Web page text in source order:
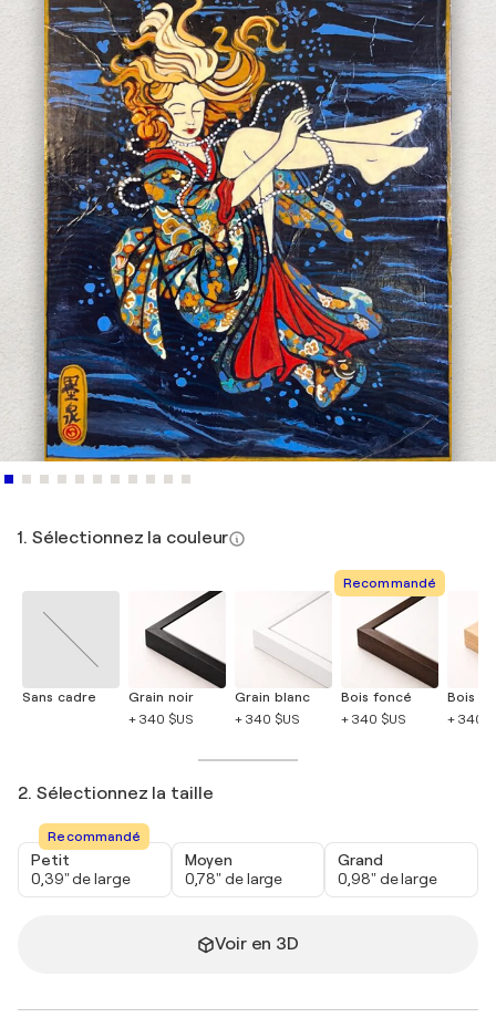
1. Sélectionnez la couleur
Sans cadre
Grain noir
+ 340 $US
Grain blanc
+ 340 $US
Recommandé
Bois foncé
+ 340 $US
Bois
+ 340
2. Sélectionnez la taille
Recommandé
Petit
0,39" de large
Moyen
0,78" de large
Grand
0,98" de large
Voir en 3D